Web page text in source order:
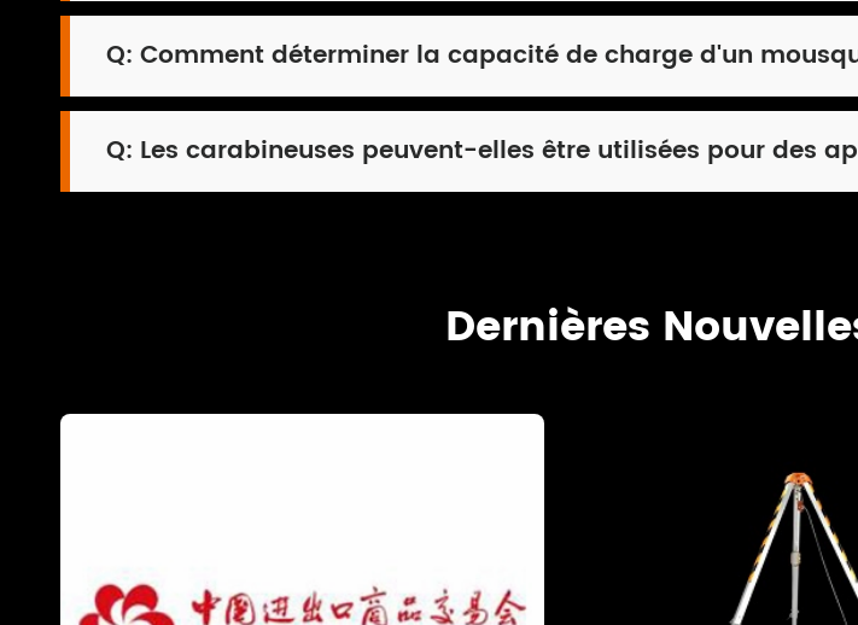
Q: Comment déterminer la capacité de charge d'un
Q: Les carabineuses peuvent-elles être utilisées pour des
Dernières